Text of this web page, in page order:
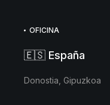
OFICINA
🇪🇸 España
Donostia, Gipuzkoa